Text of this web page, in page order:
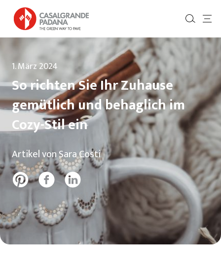
1. März 2024
So richten Sie Ihr Zuhause
gemütlich und behaglich im
Cozy-Stil ein
Artikel von Sara Costi